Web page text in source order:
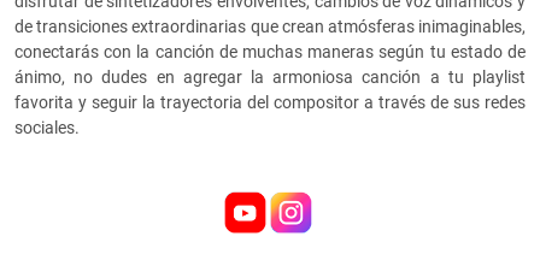
de transiciones extraordinarias que crean atmósferas inimaginables,
conectarás con la canción de muchas maneras según tu estado de
ánimo, no dudes en agregar la armoniosa canción a tu playlist
favorita y seguir la trayectoria del compositor a través de sus redes
sociales.